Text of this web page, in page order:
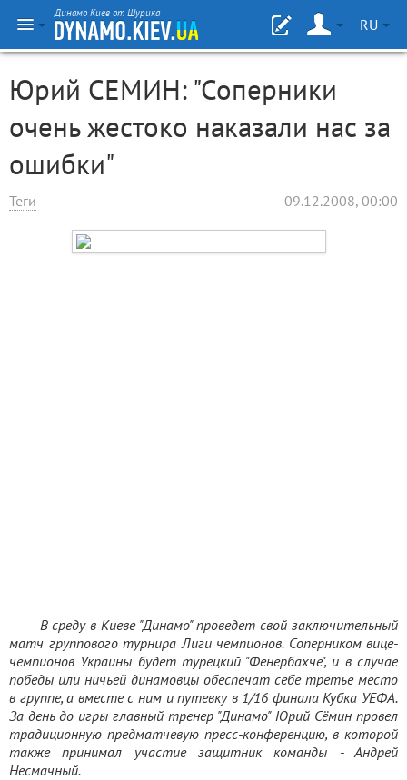
Динамо Киев от Шурика
RU
Юрий СЕМИН: "Соперники
очень жестоко наказали нас за
ошибки"
Теги 09.12.2008, 00:00
В среду в Киеве "Динамо" проведет свой заключительный
матч группового турнира Лиги чемпионов. Соперником вице-
чемпионов Украины будет турецкий "Фенербахче", и в случае
победы или ничьей динамовцы обеспечат себе третье место
в группе, а вместе с ним и путевку в 1/16 финала Кубка УЕФА.
За день до игры главный тренер "Динамо" Юрий Сёмин провел
традиционную предматчевую пресс-конференцию, в которой
также принимал участие защитник команды - Андрей
Несмачный.